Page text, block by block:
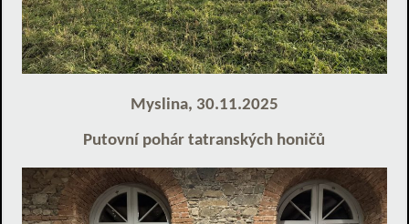
Myslina, 30.11.2025
Putovní pohár tatranských honičů